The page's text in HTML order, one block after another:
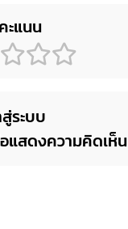
ะแนน
สู่ระบบ
แสดงความคิดเห็น